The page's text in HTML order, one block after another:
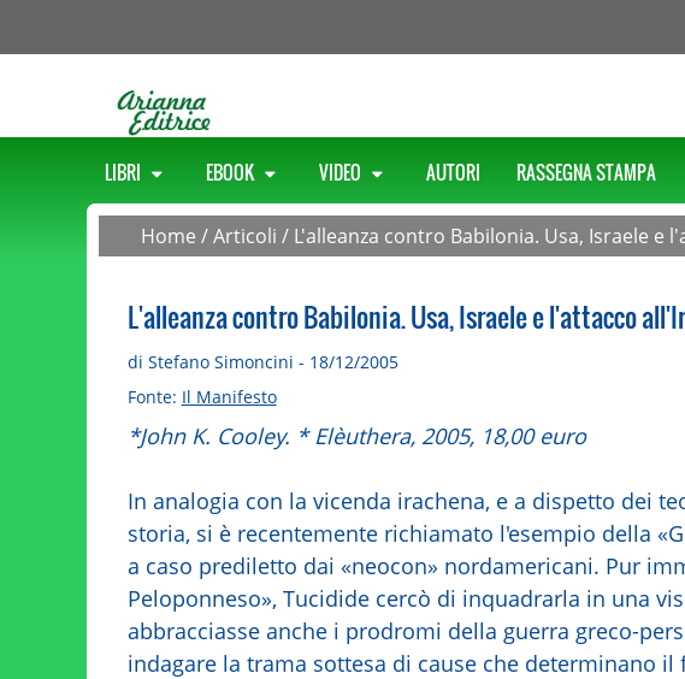
LIBRI EBOOK VIDEO AUTORI RASSEGNA STAMPA
Home /Articoli / L'alleanza contro Babilonia. Usa, Israele e
L'alleanza contro Babilonia. Usa, Israele e l'attacco
di Stefano Simoncini - 18/12/2005
Fonte: Il Manifesto
*John K. Cooley. * Elèuthera, 2005, 18,00 euro
In analogia con la vicenda irachena, e a dispetto dei
storia, si è recentemente richiamato l'esempio della
a caso prediletto dai «neocon» nordamericani. Pur
Peloponneso», Tucidide cercò di inquadrarla in una
abbracciasse anche i prodromi della guerra greco-
indagare la trama sottesa di cause che determinano